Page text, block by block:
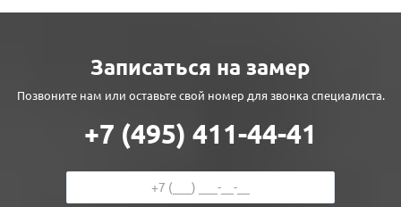
Записаться на замер
Позвоните нам или оставьте свой номер для звонка специалиста.
+7 (495) 411-44-41